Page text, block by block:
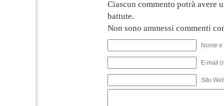
Ciascun commento potrà avere
battute.
Non sono ammessi commenti
Nome
E-mail
Sito